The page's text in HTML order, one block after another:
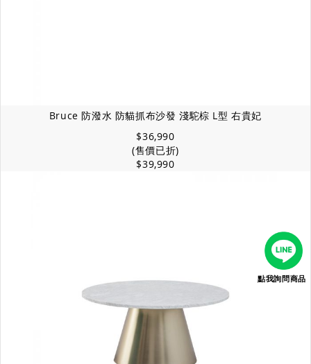
Bruce 防潑水 防貓抓布沙發 淺駝棕 L型 右貴妃
$36,990
(售價已折)
$39,990
點我詢問商品